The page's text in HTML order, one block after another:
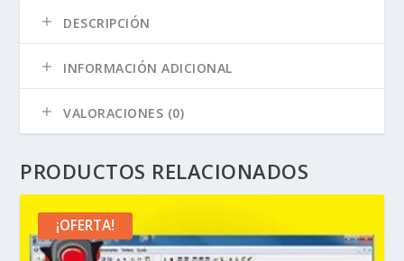
DESCRIPCIÓN
INFORMACIÓN ADICIONAL
VALORACIONES (0)
PRODUCTOS RELACIONADOS
¡OFERTA!